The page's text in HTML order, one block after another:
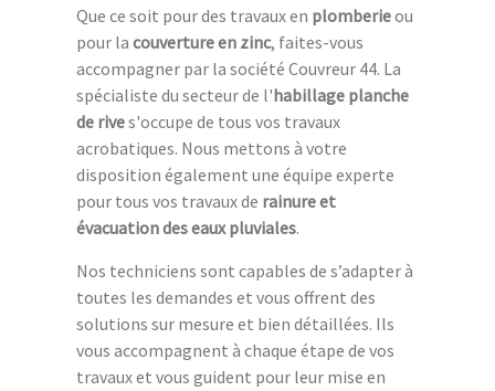
Que ce soit pour des travaux en plomberieou
pour la couverture en zinc, faites-vous
accompagner par la société Couvreur 44. La
spécialiste du secteur de l'habillage planche
de rives'occupe de tous vos travaux
acrobatiques. Nous mettons à votre
disposition également une équipe experte
pour tous vos travaux de rainure et
évacuation des eaux pluviales.
Nos techniciens sont capables de s’adapter à
toutes les demandes et vous offrent des
solutions sur mesure et bien détaillées. Ils
vous accompagnent à chaque étape de vos
travaux et vous guident pour leur mise en